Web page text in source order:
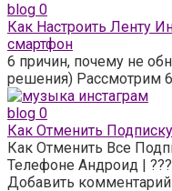
blog 0
Как Настроить Ленту
смартфон
6 причин, почему не
решения) Рассмотрим
blog 0
Как Отменить
Как Отменить Все
Телефоне Андроид |
Добавить комментарий